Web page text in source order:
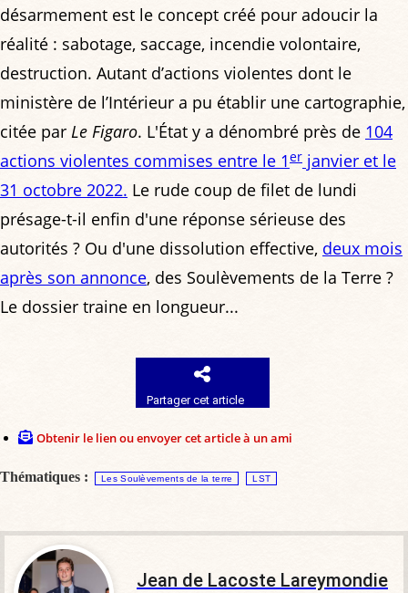
désarmement est le concept créé pour adoucir la
réalité : sabotage, saccage, incendie volontaire,
destruction. Autant d’actions violentes dont le
ministère de l’Intérieur a pu établir une cartographie,
citée par Le Figaro. L'État y a dénombré près de 104
actions violentes commises entre le 1er janvier et le
31 octobre 2022. Le rude coup de filet de lundi
présage-t-il enfin d'une réponse sérieuse des
autorités ? Ou d'une dissolution effective, deux mois
après son annonce, des Soulèvements de la Terre ?
Le dossier traine en longueur...
Partager cet article
Obtenir le lien ou envoyer cet article à un ami
Thématiques : Les Soulèvements de la terre LST
Jean de Lacoste Lareymondie